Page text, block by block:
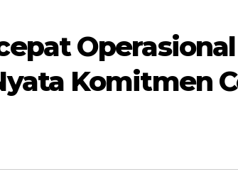
Komitmen